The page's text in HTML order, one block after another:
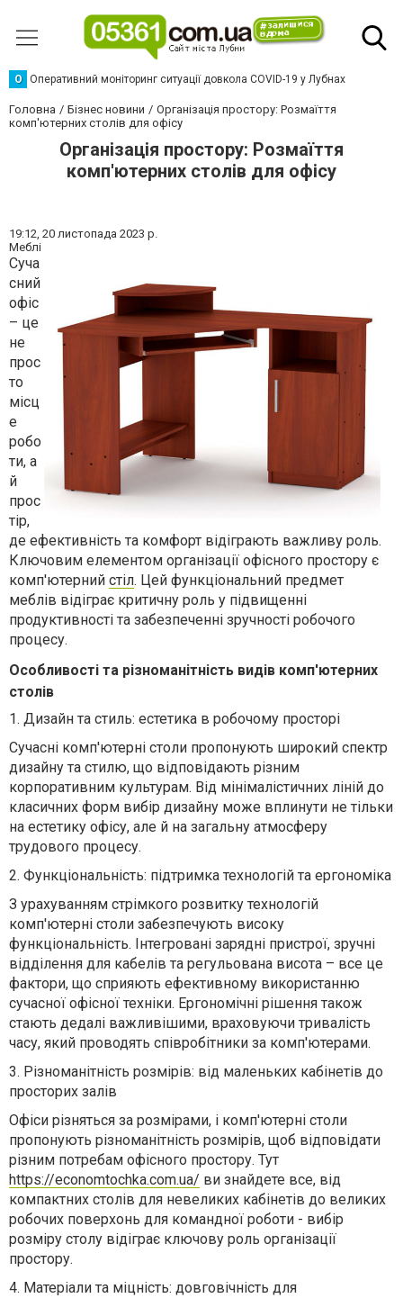
О Оперативний моніторинг ситуації довкола COVID-19 у Лубнах
Головна Бізнес новини
Організація простору: Розмаїття
комп'ютерних столів для офісу
Організація простору: Розмаїття
комп'ютерних столів для офісу
19:12, 20 листопада 2023 р.
Меблі
Суча
сний
офіс
– це
не
прос
то
місц
е
робо
ти, а
й
прос
тір,
де ефективність та комфорт відіграють важливу роль.
Ключовим елементом організації офісного простору є
комп'ютерний стіл. Цей функціональний предмет
меблів відіграє критичну роль у підвищенні
продуктивності та забезпеченні зручності робочого
процесу.
Особливості та різноманітність видів комп'ютерних
столів
1. Дизайн та стиль: естетика в робочому просторі
Сучасні комп'ютерні столи пропонують широкий спектр
дизайну та стилю, що відповідають різним
корпоративним культурам. Від мінімалістичних ліній до
класичних форм вибір дизайну може вплинути не тільки
на естетику офісу, але й на загальну атмосферу
трудового процесу.
2. Функціональність: підтримка технологій та ергономіка
З урахуванням стрімкого розвитку технологій
комп'ютерні столи забезпечують високу
функціональність. Інтегровані зарядні пристрої, зручні
відділення для кабелів та регульована висота – все це
фактори, що сприяють ефективному використанню
сучасної офісної техніки. Ергономічні рішення також
стають дедалі важливішими, враховуючи тривалість
часу, який проводять співробітники за комп'ютерами.
3. Різноманітність розмірів: від маленьких кабінетів до
просторих залів
Офіси різняться за розмірами, і комп'ютерні столи
пропонують різноманітність розмірів, щоб відповідати
різним потребам офісного простору. Тут
https://economtochka.com.ua/ ви знайдете все, від
компактних столів для невеликих кабінетів до великих
робочих поверхонь для командної роботи - вибір
розміру столу відіграє ключову роль організації
простору.
4. Матеріали та міцність: довговічність для